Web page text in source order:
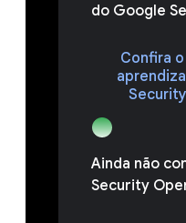
do Google
Confira
Ainda não
Security